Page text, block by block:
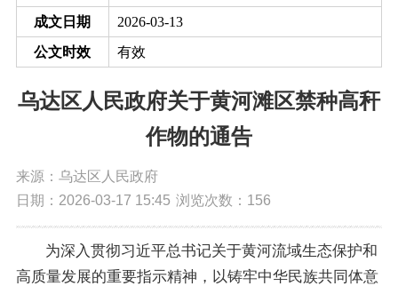
成文日期
2026-03-13
公文时效
有效
乌达区人民政府关于黄河滩区禁种高秆
作物的通告
来源：乌达区人民政府
日期：2026-03-17 15:45 浏览次数： 156
为深入贯彻习近平总书记关于黄河流域生态保护和
高质量发展的重要指示精神，以铸牢中华民族共同体意